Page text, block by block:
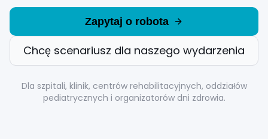
Zapytaj o robota
Chcę scenariusz dla naszego wydarzenia
Dla szpitali, klinik, centrów rehabilitacyjnych, oddziałów
pediatrycznych i organizatorów dni zdrowia.